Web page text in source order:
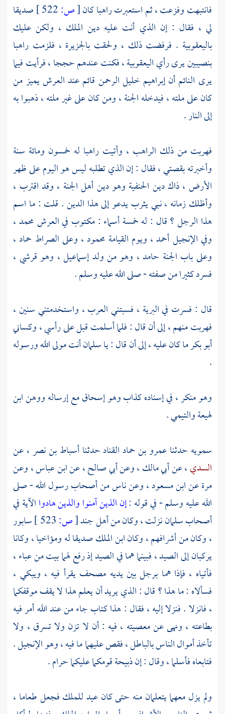
فانتبهت وفزعت ، ثم استعبرت راهبا كان[ص:
صديقا
لي ، فقال : إن الذي أنت عليه دين الملك ، ولكن عليك
باليعقوبية . فرفضت ذلك ، ولحقت بالجزيرة ، فلزمت راهبا
بنصيبينيرى رأي اليعقوبية ، فكنت عندهم حججا ، فرأيت فيما
يرى النائم أنإبراهيم خليل الرحمن قائم عند العرش يميز من
كان على ملته ، فيدخله الجنة ، ومن كان على غير ملته ، ذهبوا به
إلى النار .
فهربت من ذلك الراهب ، وأتيت راهبا له خمسون ومائة سنة
وأخبرته بقصتي ، فقال : إن الذي تطلبه ليس هو اليوم على ظهر
الأرض ، ذاك دين الحنفية وهو دين أهل الجنة ، وقد اقترب ،
وأظلك زمانه ، نبييثربيدعو إلى هذا الدين . قلت : ما اسم
هذا الرجل ؟ قال : له خمسة أسماء : مكتوب في العرشمحمد،
وفي الإنجيل أحمد ، ويوم القيامة محمود ، وعلى الصراط حماد ،
وعلى باب الجنة حامد ، وهو من ولدإسماعيل، وهو قرشي ،
فسرد كثيرا من صفته - صلى الله عليه وسلم .
قال : فسرت في البرية ، فسبتني العرب ، واستخدمتني سنين ،
فهربت منهم ، إلى أن قال : فلما أسلمت قبل على رأسي ، وكساني
أبو بكرما كان عليه ، إلى أن قال : ياسلمانأنت مولى الله ورسوله
.
وهو منكر ، في إسناده كذاب وهوإسحاقمع إرساله ووهنابن
لهيعةوالتيمي.
سمويه حدثناعمرو بن حماد القنادحدثناأسباط بن نصر، عن
السدي، عنأبي مالك، وعنأبي صالح، عنابن عباس، وعن
مرةعنابن مسعود، وعن ناس من أصحاب رسول الله - صلى
الله عليه وسلم - في قوله :إن الذين آمنوا والذين هادواالآية في
أصحابسلماننزلت ، وكان من أهل جند[ص:
سابور
، وكان من أشرافهم ، وكان ابن الملك صديقا له ومؤاخيا ، وكانا
يركبان إلى الصيد ، فبينما هما في الصيد إذ رفع لهما بيت من عباء ،
فأتياه ، فإذا هما برجل بين يديه مصحف يقرأ فيه ، ويبكي ،
فسألاه : ما هذا ؟ قال : الذي يريد أن يعلم هذا لا يقف موقفكما
، فانزلا . فنزلا إليه ، فقال : هذا كتاب جاء من عند الله أمر فيه
بطاعته ، ونهى عن معصيته ، فيه : أن لا تزن ولا تسرق ، ولا
تأخذ أموال الناس بالباطل ، فقص عليهما ما فيه ، وهو الإنجيل .
فتابعاه فأسلما ، وقال : إن ذبيحة قومكما عليكما حرام .
ولم يزل معهما يتعلمان منه حتى كان عيد للملك فجعل طعاما ،